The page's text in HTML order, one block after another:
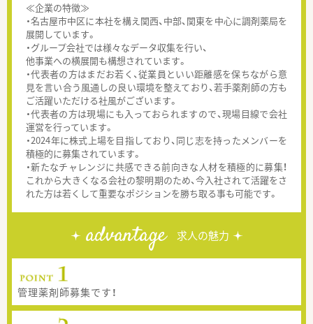
≪企業の特徴≫
・名古屋市中区に本社を構え関西、中部、関東を中心に調剤薬局を
展開しています。
・グループ会社では様々なデータ収集を行い、
他事業への横展開も構想されています。
・代表者の方はまだお若く、従業員といい距離感を保ちながら意
見を言い合う風通しの良い環境を整えており、若手薬剤師の方も
ご活躍いただける社風がございます。
・代表者の方は現場にも入っておられますので、現場目線で会社
運営を行っています。
・2024年に株式上場を目指しており、同じ志を持ったメンバーを
積極的に募集されています。
・新たなチャレンジに共感できる前向きな人材を積極的に募集！
これから大きくなる会社の黎明期のため、今入社されて活躍をさ
れた方は若くして重要なポジションを勝ち取る事も可能です。
advantage 求人の魅力
管理薬剤師募集です！